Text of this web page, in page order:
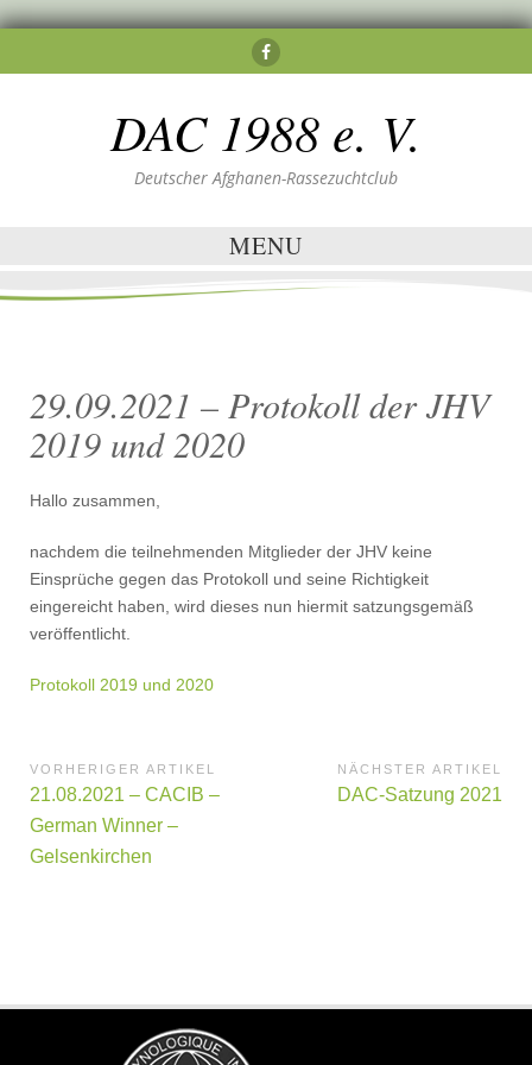
DAC 1988 e. V.
Deutscher Afghanen-Rassezuchtclub
MENU
29.09.2021 – Protokoll der JHV
2019 und 2020
Hallo zusammen,
nachdem die teilnehmenden Mitglieder der JHV keine
Einsprüche gegen das Protokoll und seine Richtigkeit
eingereicht haben, wird dieses nun hiermit satzungsgemäß
veröffentlicht.
Protokoll 2019 und 2020
Beitragsnavigation
VORHERIGER ARTIKEL
Vorheriger
Artikel:
21.08.2021 – CACIB –
German Winner –
Gelsenkirchen
NÄCHSTER ARTIKEL
Nächster
DAC-Satzung 2021